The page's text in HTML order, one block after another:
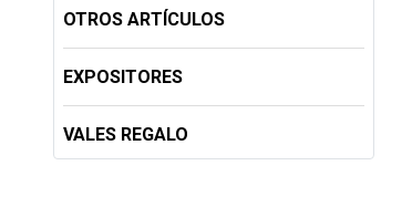
OTROS ARTÍCULOS
EXPOSITORES
VALES REGALO